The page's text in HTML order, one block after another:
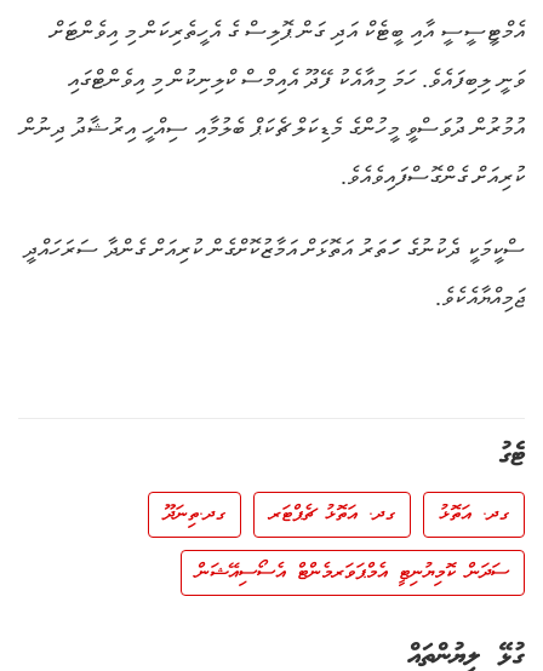
އެމްޓީސީސީ އާއި ބީޓެކް އަދި ގަން ޕޮލިސް ގެ އެހީތެރިކަން މި އިވެންޓަށް
ވަނީ ލިބިފައެވެ. ހަމަ މިއާއެކު ފޭދޫ އެއިމްސް ކްލިނިކުން މި އިވެންޓްގައި
އުމުރުން ދުވަސްވީ މީހުންގެ މެޑިކަލް ޗެކަޕް ބެލުމާއި ސިއްހީ އިރުޝާދު ދިނުން
ކުރިއަށް ގެންގޮސްފައިވެއެވެ.
ސްކީމަކީ ދެކުނުގެ ހަަތަރު އަތޮޅަށް އަމާޒުކޮށްގެން ކުރިއަށް ގެންދާ ސަރަހައްދީ
ޖަމިއްޔާއެކެވެ.
ޓެގު
ގދ. އަތޮޅު ގދ. އަތޮޅު ޗެޕްޓަރ
ގދ.ތިނަދޫ
ސަދަން ކޮމިޔުނިޓީ އެމްޕަވަރމެންޓް އެސޯސިއޭޝަން
ގުޅޭ ލިޔުންތައް